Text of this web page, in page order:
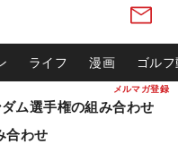
メルマガ登録
ライフ 漫画 ゴル
ム選手権の組み合わせ
わせ